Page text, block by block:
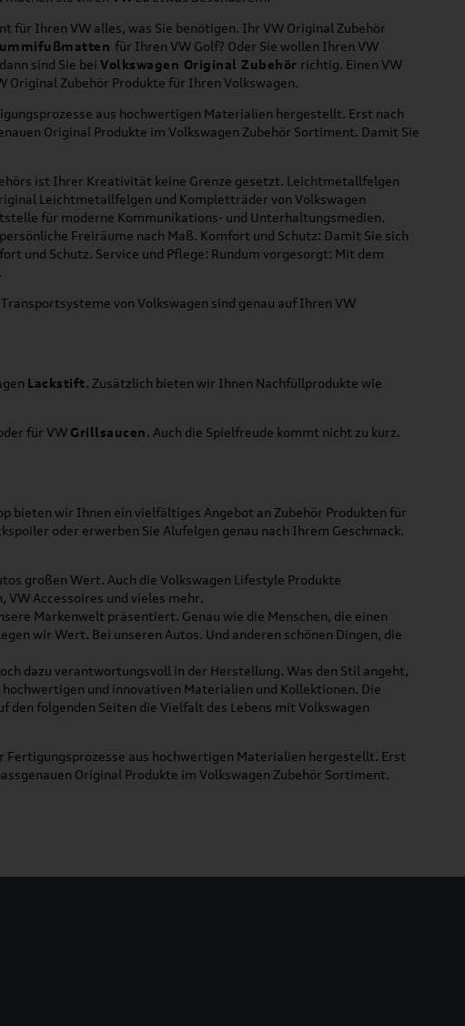
für Ihren VW alles, was Sie benötigen. Ihr VW Original Zubehör
für Ihren VW Golf? Oder Sie wollen Ihren VW
sind Sie bei Volkswagen Original Zubehör richtig. Einen VW
Original Zubehör Produkte für Ihren Volkswagen.
aus hochwertigen Materialien hergestellt. Erst nach
Original Produkte im Volkswagen Zubehör Sortiment. Damit Sie
ist Ihrer Kreativität keine Grenze gesetzt. Leichtmetallfelgen
Leichtmetallfelgen und Kompletträder von Volkswagen
für moderne Kommunikations- und Unterhaltungsmedien.
Freiräume nach Maß. Komfort und Schutz: Damit Sie sich
und Schutz. Service und Pflege: Rundum vorgesorgt: Mit dem
von Volkswagen sind genau auf Ihren VW
Lackstift. Zusätzlich bieten wir Ihnen Nachfüllprodukte wie
für VW Grillsaucen. Auch die Spielfreude kommt nicht zu kurz.
bieten wir Ihnen ein vielfältiges Angebot an Zubehör Produkten für
oder erwerben Sie Alufelgen genau nach Ihrem Geschmack.
großen Wert. Auch die Volkswagen Lifestyle Produkte
Accessoires und vieles mehr.
Markenwelt präsentiert. Genau wie die Menschen, die einen
wir Wert. Bei unseren Autos. Und anderen schönen Dingen, die
dazu verantwortungsvoll in der Herstellung. Was den Stil angeht,
und innovativen Materialien und Kollektionen. Die
den folgenden Seiten die Vielfalt des Lebens mit Volkswagen
aus hochwertigen Materialien hergestellt. Erst
Original Produkte im Volkswagen Zubehör Sortiment.